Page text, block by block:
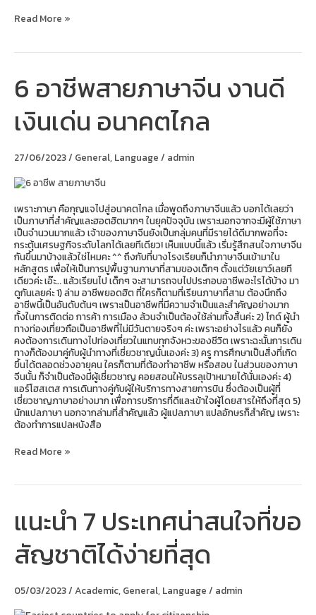
Read More »
6 อาชีพสายภาษาจีน งานดี
เงินเด่น อนาคตไกล
27/06/2023/ General, Language / admin
เพราะภาษา คือกุญแจไปสู่อนาคตไกล เมื่อพูดถึงภาษาจีนแล้ว บอกได้เลยว่า
เป็นภาษาที่สำคัญและฮอตฮิตมากๆ ในยุคปัจจุบัน เพราะนอกจากจะมีผู้ใช้ภาษา
เป็นจำนวนมากแล้ว เจ้าของภาษาจีนยังเป็นกลุ่มคนที่มีรายได้ดีมากพอที่จะ
กระตุ้นเศรษฐกิจระดับโลกได้เลยทีเดียว! เห็นแบบนี้แล้ว เริ่มรู้สึกสนใจภาษาจีน
กันขึ้นมาบ้างแล้วใช่ไหมคะ ^^ ถึงกับที่บางโรงเรียนก็นำภาษาจีนเข้ามาใน
หลักสูตร เพื่อให้เป็นการปูพื้นฐานภาษาที่สามของเด็กๆ ตั้งแต่วัยเยาว์เลยที
เดียวค่ะ เอ๊ะ… แล้วเรียนไป เด็กๆ จะสามารถจบไปประกอบอาชีพอะไรได้บ้าง มา
ดูกันเลยค่ะ 1) ล่าม อาชีพยอดฮิต ที่ใครก็ตามที่เรียนภาษาที่สาม ต้องนึกถึง
อาชีพนี้เป็นอันดับต้นๆ เพราะเป็นอาชีพที่มีความจำเป็นและสำคัญอย่างมาก
ทั้งในการติดต่อ การค้า การเมือง ล้วนจำเป็นต้องใช้ล่ามทั้งสิ้นค่ะ 2) ไกด์ ผู้นำ
ทางท่องเที่ยวถือเป็นอาชีพที่ไม่มีวันตายจริงๆ ค่ะ เพราะอย่างไรแล้ว คนก็ยัง
คงต้องการเดินทางไปท่องเที่ยวในแทบทุกจังหวะของชีวิต เพราะฉะนั้นการเดิน
ทางก็ต้องมาคู่กับผู้นำทางที่เชี่ยวชาญนั่นเองค่ะ 3) ครู การศึกษาเป็นสิ่งที่เกิด
ขึ้นได้ตลอดช่วงอายุคน ใครก็ตามที่ต้องทำอาชีพ หรือสอบ ในส่วนของภาษา
จีนนั้น ก็จำเป็นต้องมีผู้เชี่ยวชาญ คอยสอนให้บรรลุเป้าหมายได้นั่นเองค่ะ 4)
แอร์โฮสเตส การเดินทางคู่กับผู้ให้บริการทางสายการบิน ซึ่งต้องเป็นผู้ที่
เชี่ยวชาญภาษาอย่างมาก เพื่อการบริการที่ดีและเข้าใจผู้โดยสารให้ถึงที่สุด 5)
นักแปลภาษา นอกจากล่ามที่สำคัญแล้ว ผู้แปลภาษา แปลอักษรก็สำคัญ เพราะ
ต้องทำการแปลหนังสือ
อาชีพ
สาย
ภาษา
จีน
เงิน
อนาคต
Read More »
แนะนำ 7 ประเทศน่าสนใจที่ขอ
สัญชาติได้ง่ายที่สุด
05/03/2023/Academic, General, Language / admin
ประเทศ
น่า
สนใจ
สัญชาติ